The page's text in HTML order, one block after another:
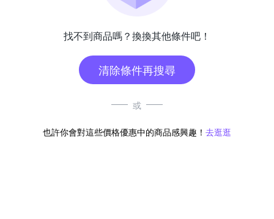
找不到商品嗎？換換其他條件吧！
清除條件再搜尋
或
也許你會對這些價格優惠中的商品感興趣！ 去逛逛